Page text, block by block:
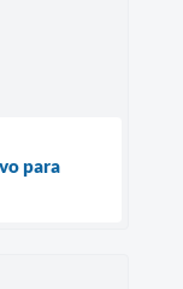
para